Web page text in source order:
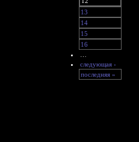
13
14
15
16
следующая ›
последняя »